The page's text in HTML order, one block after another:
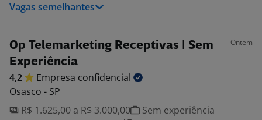
Vagas semelhantes
Op Telemarketing Receptivas | Sem
Experiência
Ontem
4,2 Empresa confidencial
Osasco - SP
R$ 1.625,00 a R$ 3.000,00
Sem experiência